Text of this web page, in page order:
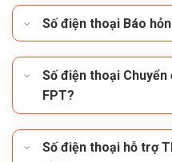
Số điện thoại Báo
Số điện thoại
FPT?
Số điện thoại hỗ trợ